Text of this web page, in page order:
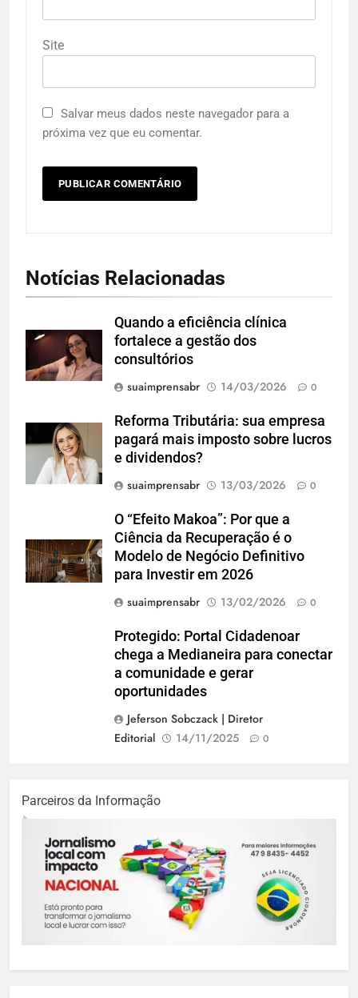
Site
Salvar meus dados neste navegador para a
próxima vez que eu comentar.
Notícias Relacionadas
Quando a eficiência clínica
fortalece a gestão dos
consultórios
suaimprensabr
14/03/2026 0
Reforma Tributária: sua empresa
pagará mais imposto sobre lucros
e dividendos?
suaimprensabr
13/03/2026 0
O “Efeito Makoa”: Por que a
Ciência da Recuperação é o
Modelo de Negócio Definitivo
para Investir em 2026
suaimprensabr
13/02/2026 0
Protegido: Portal Cidadenoar
chega a Medianeira para conectar
a comunidade e gerar
oportunidades
Jeferson Sobczack | Diretor
Editorial
14/11/2025 0
Parceiros da Informação